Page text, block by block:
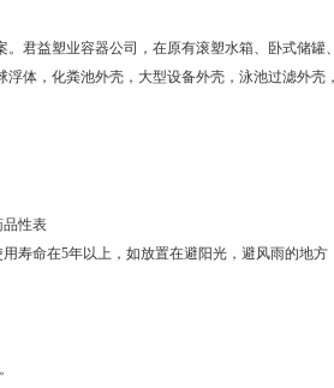
君益塑业容器公司，在原有滚塑水箱、卧式储罐
体，化粪池外壳，大型设备外壳，泳池过滤外
品性表
寿命在5年以上，如放置在避阳光，避风雨的地方